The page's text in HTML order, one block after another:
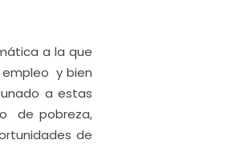
a la que
y bien
a estas
de pobreza,
de